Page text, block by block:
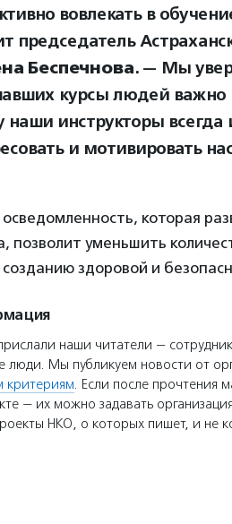
вовлекать в
председатель
Беспечнова. — Мы
курсы людей важно
наши инструкторы
и мотивировать
которая
позволит уменьшить
созданию здоровой и
наши читатели —
люди. Мы публикуем новости от
критериям. Если после прочтения
— их можно задавать
НКО, о которых пишет, и не